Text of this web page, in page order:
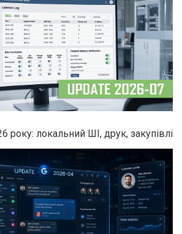
року: локальний ШІ, друк, закупівлі